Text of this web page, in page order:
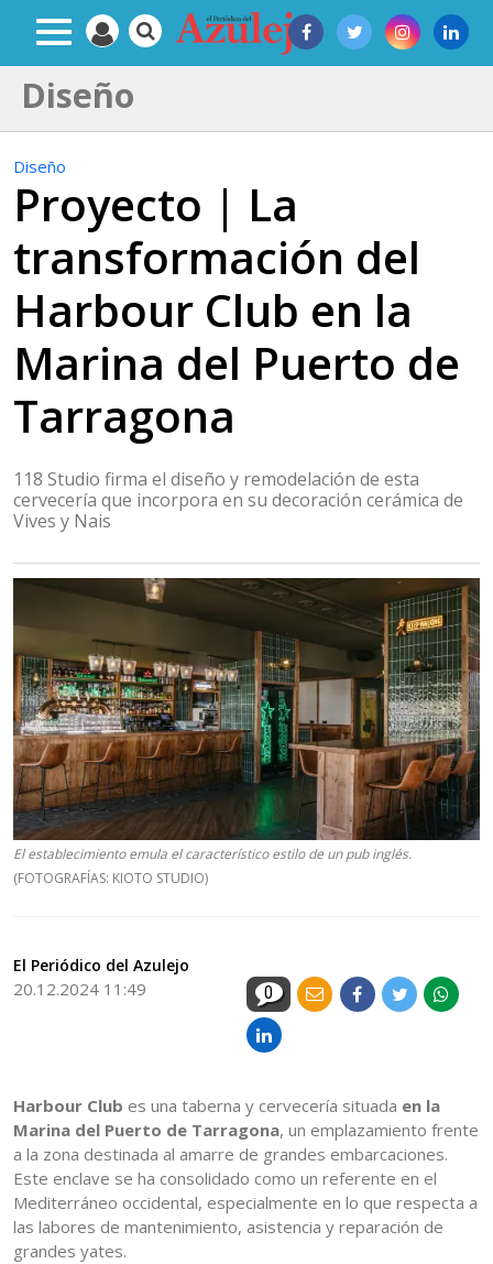
Diseño
Diseño
Proyecto | La
transformación del
Harbour Club en la
Marina del Puerto de
Tarragona
118 Studio firma el diseño y remodelación de esta
cervecería que incorpora en su decoración cerámica de
Vives y Nais
El establecimiento emula el característico estilo de un pub inglés.
(FOTOGRAFÍAS: KIOTO STUDIO)
El Periódico del Azulejo
20.12.2024 11:49 0
Harbour Club es una taberna y cervecería situada en la
Marina del Puerto de Tarragona, un emplazamiento frente
a la zona destinada al amarre de grandes embarcaciones.
Este enclave se ha consolidado como un referente en el
Mediterráneo occidental, especialmente en lo que respecta a
las labores de mantenimiento, asistencia y reparación de
grandes yates.